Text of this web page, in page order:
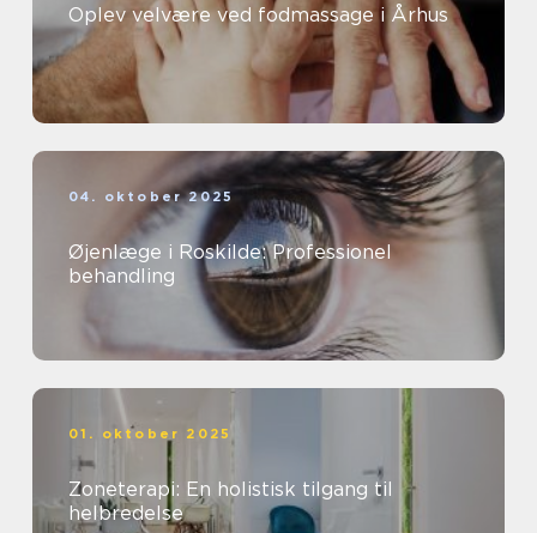
Oplev velvære ved fodmassage i Århus
04. oktober 2025
Øjenlæge i Roskilde: Professionel
behandling
01. oktober 2025
Zoneterapi: En holistisk tilgang til
helbredelse